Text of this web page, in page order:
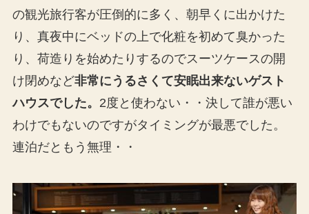
の観光旅行客が圧倒的に多く、朝早くに出かけた
り、真夜中にベッドの上で化粧を初めて臭かった
り、荷造りを始めたりするのでスーツケースの開
け閉めなど非常にうるさくて安眠出来ないゲスト
ハウスでした。 2度と使わない・・決して誰が悪い
わけでもないのですがタイミングが最悪でした。
連泊だともう無理・・